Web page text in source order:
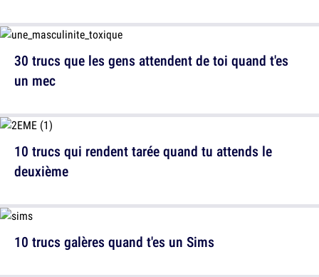
10 trucs qui rendent tarée quand tu attends le
deuxième
30 trucs que les gens attendent de toi quand t'es
un mec
10 trucs galères quand t'es un Sims